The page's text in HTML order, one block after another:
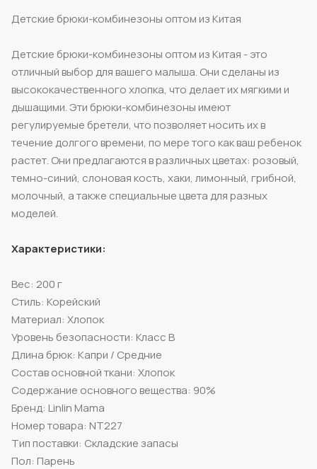
Детские брюки-комбинезоны оптом из Китая
Детские брюки-комбинезоны оптом из Китая - это
отличный выбор для вашего малыша. Они сделаны из
высококачественного хлопка, что делает их мягкими и
дышащими. Эти брюки-комбинезоны имеют
регулируемые бретели, что позволяет носить их в
течение долгого времени, по мере того как ваш ребенок
растет. Они предлагаются в различных цветах: розовый,
темно-синий, слоновая кость, хаки, лимонный, грибной,
молочный, а также специальные цвета для разных
моделей.
Характеристики:
Вес: 200 г
Стиль: Корейский
Материал: Хлопок
Уровень безопасности: Класс B
Длина брюк: Капри / Средние
Состав основной ткани: Хлопок
Содержание основного вещества: 90%
Бренд: Linlin Mama
Номер товара: NT227
Тип поставки: Складские запасы
Пол: Парень